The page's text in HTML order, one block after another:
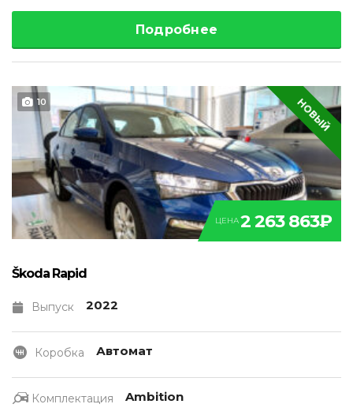
Подробнее
10 НОВЫЙ
ЦЕНА2 263 863₽
Škoda Rapid
Выпуск 2022
Коробка Автомат
Комплектация Ambition